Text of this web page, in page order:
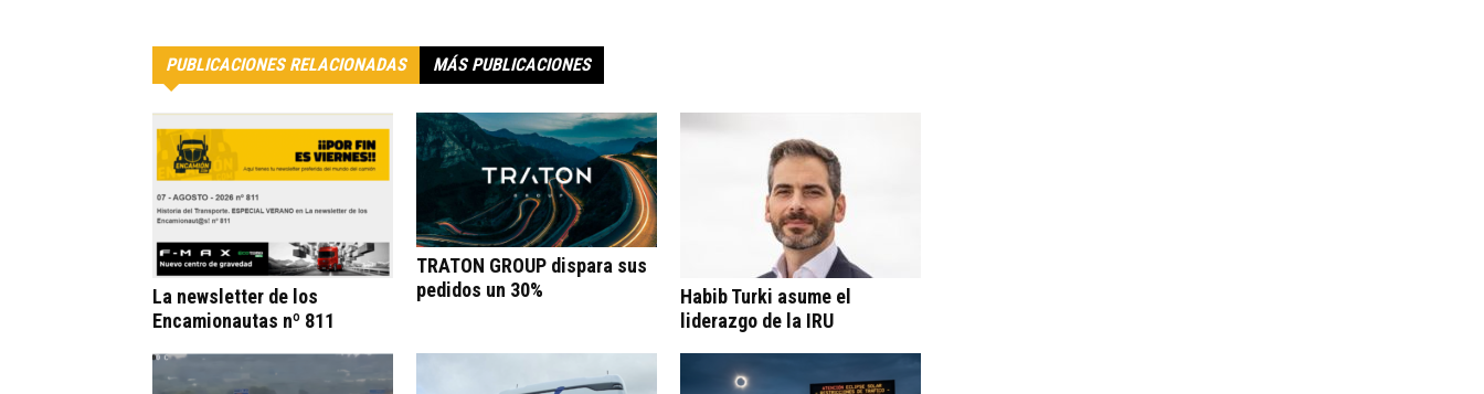
PUBLICACIONES RELACIONADAS MÁS PUBLICACIONES
La newsletter de los
Encamionautas nº 811
TRATON GROUP dispara sus
pedidos un 30%
Habib Turki asume el
liderazgo de la IRU